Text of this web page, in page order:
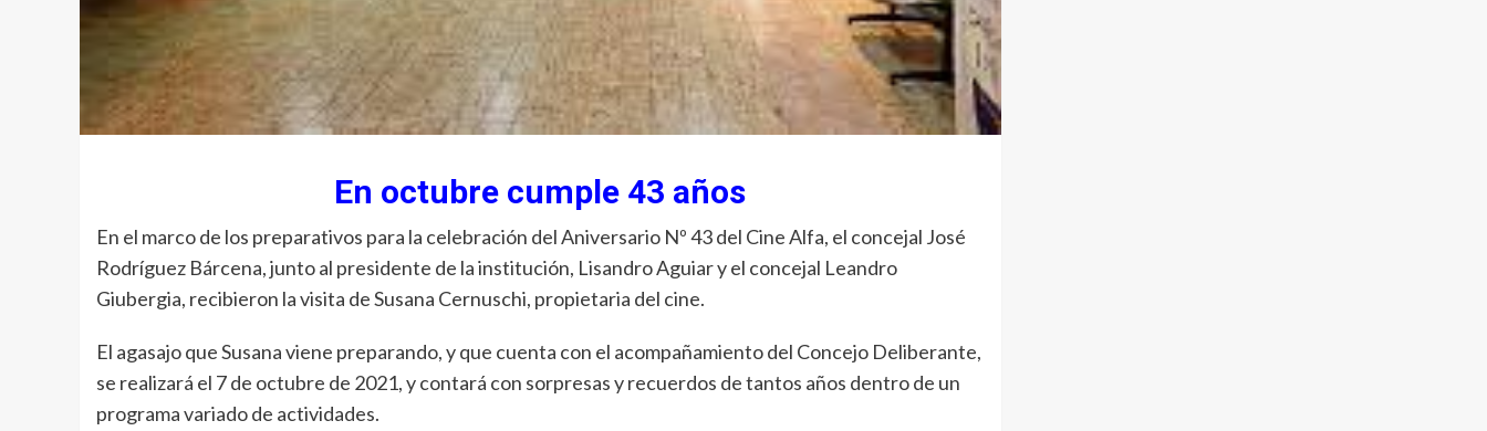
En octubre cumple 43 años
En el marco de los preparativos para la celebración del Aniversario Nº 43 del Cine Alfa, el concejal José
Rodríguez Bárcena, junto al presidente de la institución, Lisandro Aguiar y el concejal Leandro
Giubergia, recibieron la visita de Susana Cernuschi, propietaria del cine.
El agasajo que Susana viene preparando, y que cuenta con el acompañamiento del Concejo Deliberante,
se realizará el 7 de octubre de 2021, y contará con sorpresas y recuerdos de tantos años dentro de un
programa variado de actividades.